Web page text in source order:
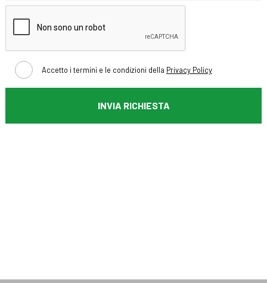
Accetto i termini e le condizioni della Privacy Policy
INVIA RICHIESTA